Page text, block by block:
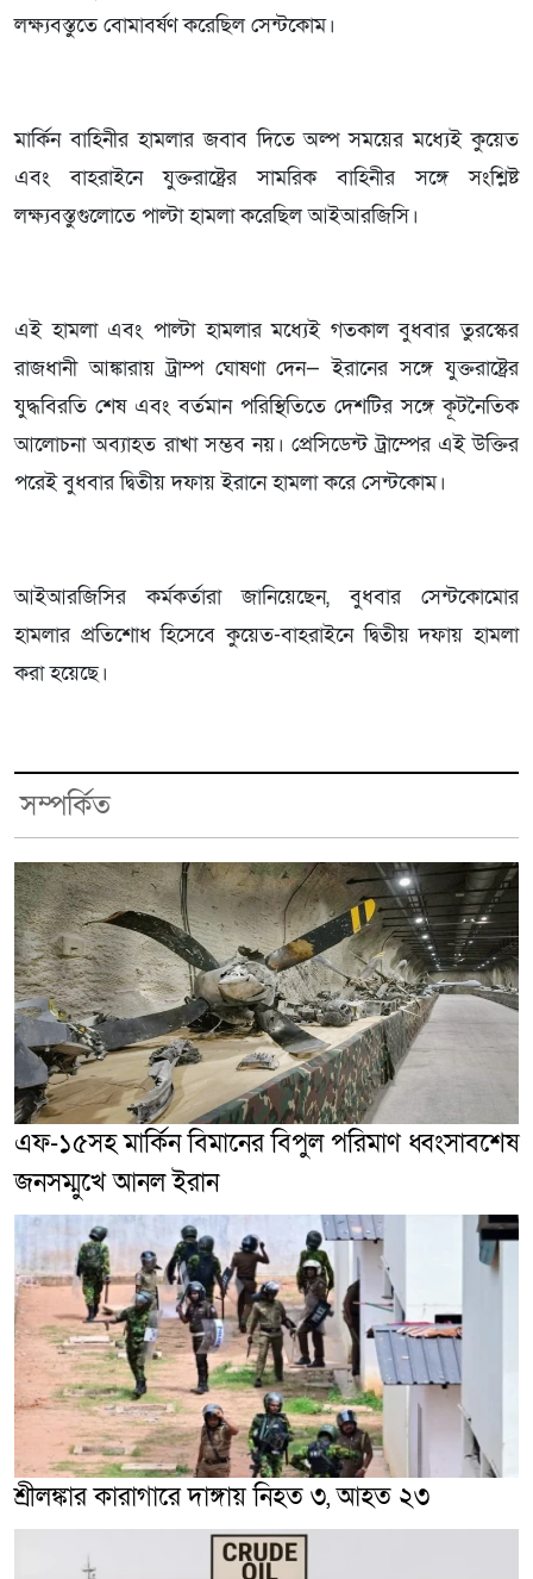
লক্ষ্যবস্তুতে বোমাবর্ষণ করেছিল সেন্টকোম।
মার্কিন বাহিনীর হামলার জবাব দিতে অল্প সময়ের মধ্যেই কুয়েত
এবং বাহরাইনে যুক্তরাষ্ট্রের সামরিক বাহিনীর সঙ্গে সংশ্লিষ্ট
লক্ষ্যবস্তুগুলোতে পাল্টা হামলা করেছিল আইআরজিসি।
এই হামলা এবং পাল্টা হামলার মধ্যেই গতকাল বুধবার তুরস্কের
রাজধানী আঙ্কারায় ট্রাম্প ঘোষণা দেন— ইরানের সঙ্গে যুক্তরাষ্ট্রের
যুদ্ধবিরতি শেষ এবং বর্তমান পরিস্থিতিতে দেশটির সঙ্গে কূটনৈতিক
আলোচনা অব্যাহত রাখা সম্ভব নয়। প্রেসিডেন্ট ট্রাম্পের এই উক্তির
পরেই বুধবার দ্বিতীয় দফায় ইরানে হামলা করে সেন্টকোম।
আইআরজিসির কর্মকর্তারা জানিয়েছেন, বুধবার সেন্টকোমোর
হামলার প্রতিশোধ হিসেবে কুয়েত-বাহরাইনে দ্বিতীয় দফায় হামলা
করা হয়েছে।
সম্পর্কিত
এফ-১৫সহ মার্কিন বিমানের বিপুল পরিমাণ ধ্বংসাবশেষ
জনসম্মুখে আনল ইরান
শ্রীলঙ্কার কারাগারে দাঙ্গায় নিহত ৩, আহত ২৩